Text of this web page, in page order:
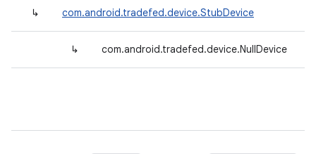
↳ com.android.tradefed.device.StubDevice
↳ com.android.tradefed.device.NullDevice